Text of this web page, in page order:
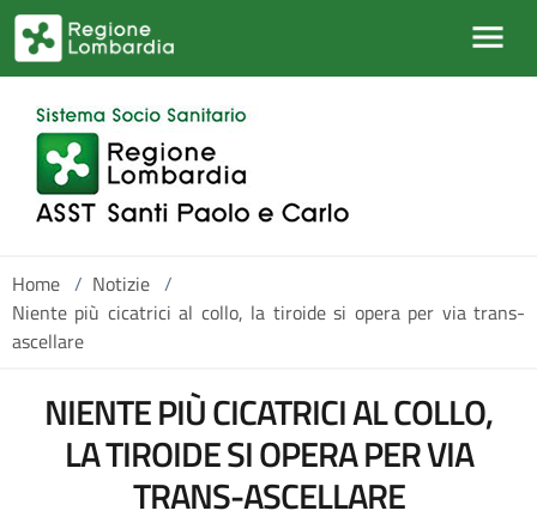
Salta al contenuto principale
Home / Notizie /
Niente più cicatrici al collo, la tiroide si opera per via trans-
ascellare
NIENTE PIÙ CICATRICI AL COLLO,
LA TIROIDE SI OPERA PER VIA
TRANS-ASCELLARE